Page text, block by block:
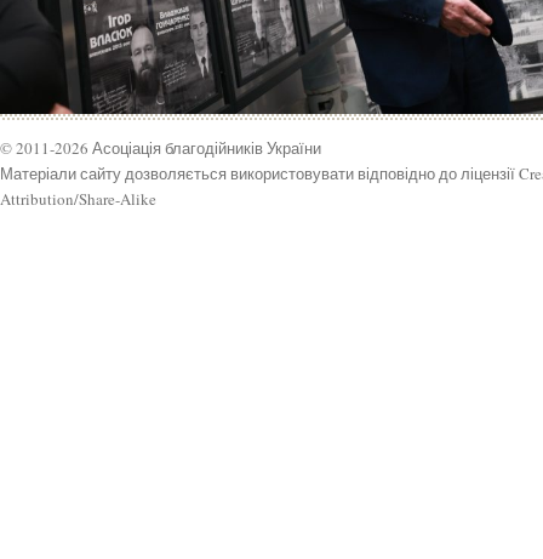
© 2011-2026 Асоціація благодійників України
Матеріали сайту дозволяється використовувати відповідно до ліцензії
Attribution/Share-Alike